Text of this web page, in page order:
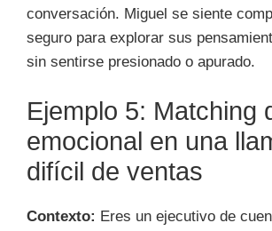
conversación. Miguel se siente
seguro para explorar sus
sin sentirse presionado o apurado.
Ejemplo 5: Matching
emocional en una
difícil de ventas
Contexto: Eres un ejecutivo de